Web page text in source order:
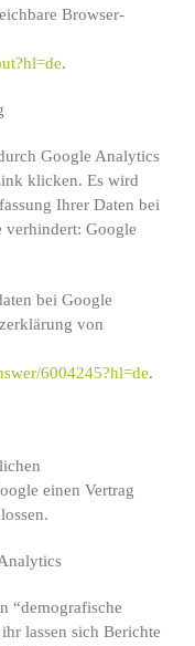
Browser-
.
Google Analytics
klicken. Es wird
Ihrer Daten bei
verhindert: Google
bei Google
von
6004245?hl=de.
einen Vertrag
“demografische
lassen sich Berichte